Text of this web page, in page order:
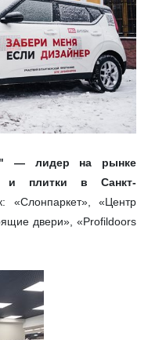
— лидер на рынке
и плитки в Санкт-
«Слонпаркет», «Центр
двери», «Profildoors